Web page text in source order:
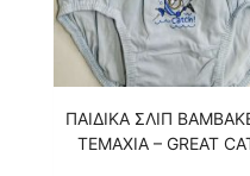
ΠΑΙΔΙΚA ΣΛΙΠ
ΤΕΜΑΧΙΑ – GREAT